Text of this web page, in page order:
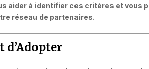
aider à identifier ces critères et vous
réseau de partenaires.
d’Adopter